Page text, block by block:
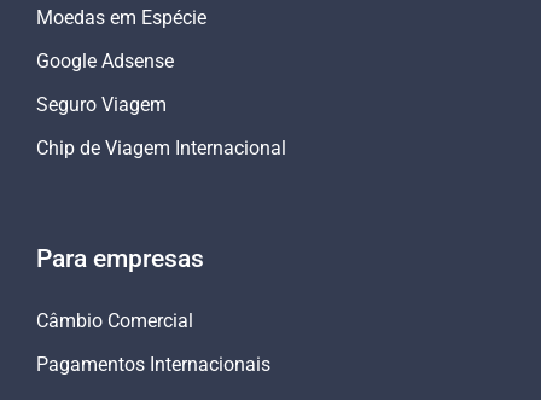
Moedas em Espécie
Google Adsense
Seguro Viagem
Chip de Viagem Internacional
Para empresas
Câmbio Comercial
Pagamentos Internacionais